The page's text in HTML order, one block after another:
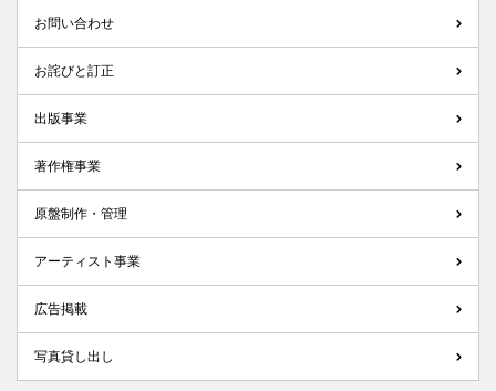
お問い合わせ
お詫びと訂正
出版事業
著作権事業
原盤制作・管理
アーティスト事業
広告掲載
写真貸し出し